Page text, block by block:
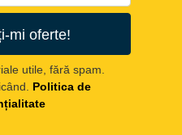
mi oferte!
utile, fără spam.
Politica de